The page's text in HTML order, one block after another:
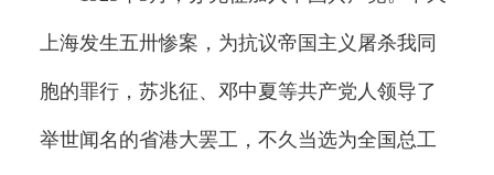
上海发生五卅惨案，为抗议帝国主义屠杀我同
胞的罪行，苏兆征、邓中夏等共产党人领导了
举世闻名的省港大罢工，不久当选为全国总工